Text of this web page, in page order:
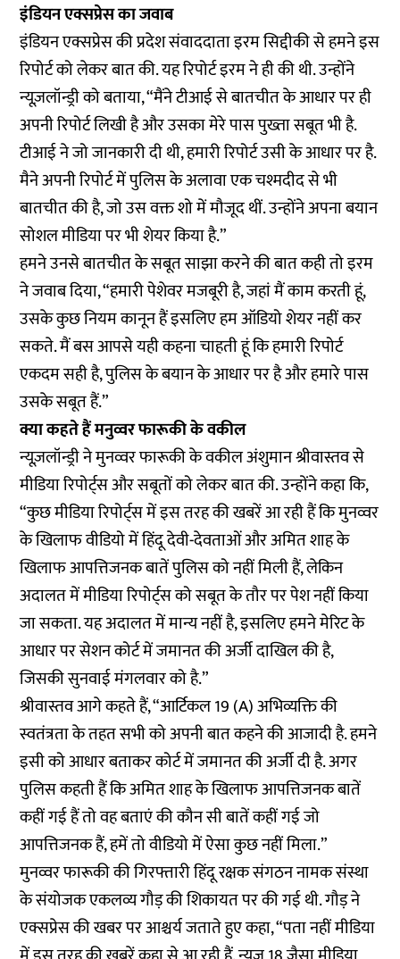
इंडियन एक्सप्रेस का जवाब
इंडियन एक्सप्रेस की प्रदेश संवाददाता इरम सिद्दीकी से हमने इस
रिपोर्ट को लेकर बात की. यह रिपोर्ट इरम ने ही की थी. उन्होंने
न्यूज़लॉन्ड्री को बताया, “मैंने टीआई से बातचीत के आधार पर ही
अपनी रिपोर्ट लिखी है और उसका मेरे पास पुख्ता सबूत भी है.
टीआई ने जो जानकारी दी थी, हमारी रिपोर्ट उसी के आधार पर है.
मैने अपनी रिपोर्ट में पुलिस के अलावा एक चश्मदीद से भी
बातचीत की है, जो उस वक्त शो में मौजूद थीं. उन्होंने अपना बयान
सोशल मीडिया पर भी शेयर किया है.”
हमने उनसे बातचीत के सबूत साझा करने की बात कही तो इरम
ने जवाब दिया, “हमारी पेशेवर मजबूरी है, जहां मैं काम करती हूं,
उसके कुछ नियम कानून हैं इसलिए हम ऑडियो शेयर नहीं कर
सकते. मैं बस आपसे यही कहना चाहती हूं कि हमारी रिपोर्ट
एकदम सही है, पुलिस के बयान के आधार पर है और हमारे पास
उसके सबूत हैं.”
क्या कहते हैं मनुव्वर फारूकी के वकील
न्यूज़लॉन्ड्री ने मुनव्वर फारूकी के वकील अंशुमान श्रीवास्तव से
मीडिया रिपोर्ट्स और सबूतों को लेकर बात की. उन्होंने कहा कि,
“कुछ मीडिया रिपोर्ट्स में इस तरह की खबरें आ रही हैं कि मुनव्वर
के खिलाफ वीडियो में हिंदू देवी-देवताओं और अमित शाह के
खिलाफ आपत्तिजनक बातें पुलिस को नहीं मिली हैं, लेकिन
अदालत में मीडिया रिपोर्ट्स को सबूत के तौर पर पेश नहीं किया
जा सकता. यह अदालत में मान्य नहीं है, इसलिए हमने मेरिट के
आधार पर सेशन कोर्ट में जमानत की अर्जी दाखिल की है,
जिसकी सुनवाई मंगलवार को है.”
श्रीवास्तव आगे कहते हैं, “आर्टिकल 19 (A) अभिव्यक्ति की
स्वतंत्रता के तहत सभी को अपनी बात कहने की आजादी है. हमने
इसी को आधार बताकर कोर्ट में जमानत की अर्जी दी है. अगर
पुलिस कहती हैं कि अमित शाह के खिलाफ आपत्तिजनक बातें
कहीं गई हैं तो वह बताएं की कौन सी बातें कहीं गई जो
आपत्तिजनक हैं, हमें तो वीडियो में ऐसा कुछ नहीं मिला.”
मुनव्वर फारूकी की गिरफ्तारी हिंदू रक्षक संगठन नामक संस्था
के संयोजक एकलव्य गौड़ की शिकायत पर की गई थी. गौड़ ने
एक्सप्रेस की खबर पर आश्चर्य जताते हुए कहा, “पता नहीं मीडिया